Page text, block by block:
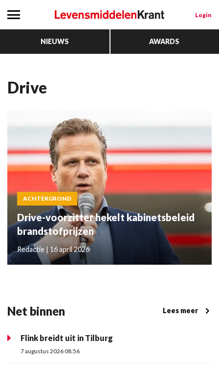
Login
NIEUWS AWARDS
Drive
ACHTERGROND
Drive-voorzitter hekelt kabinetsbeleid
brandstofprijzen
Redactie | 16 april 2026
Net binnen Lees meer
Flink breidt uit in Tilburg
7 augustus 2026 08:56